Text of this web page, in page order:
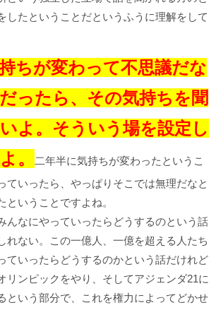
したということだというふうに理解をして
ちが変わって不思議だな
ったら、その気持ちを聞
よ。そういう場を設定し
。
二年半に気持ちが変わったというこ
ていったら、やっぱりそこでは無理だなと
ということですよね。
んなにやっていったらどうするのという話
れない。この一億人、一億を超える人たち
ていったらどうするのかという話だけれど
リンピックをやり、そしてアジェンダ21に
という部分で、これを権力によってどかせ